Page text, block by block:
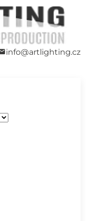
info@artlighting.cz